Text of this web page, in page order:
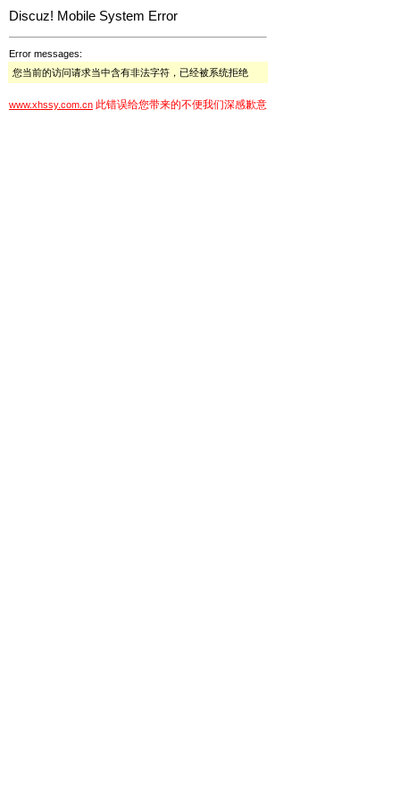
Discuz! Mobile System Error
Error messages:
您当前的访问请求当中含有非法字符，已经被系统拒绝
www.xhssy.com.cn 此错误给您带来的不便我们深感歉意